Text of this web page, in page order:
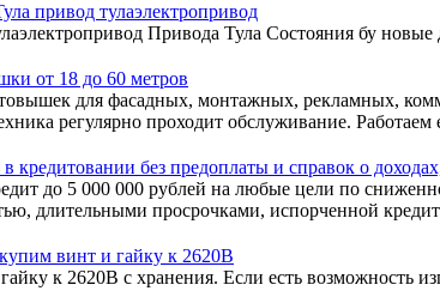
привод тулаэлектропривод
Привода Тула Состояния бу
от 18 до 60 метров
для фасадных, монтажных, рекламных,
регулярно проходит обслуживание.
кредитовании без предоплаты и справок о
до 5 000 000 рублей на любые цели по
длительными просрочками, испорченной
винт и гайку к 2620В
к 2620В с хранения. Если есть возможность